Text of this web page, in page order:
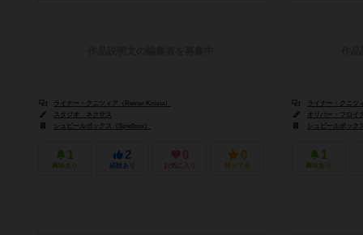
ライナー・クニツィア（Reiner Knizia）
スタジオ ネクサス
シュピールボックス（Spielbox）
1
興味あり
2
経験あり
0
お気に入り
0
持ってる
ライナー・クニツ
オリバー・フロイ
シュピールボック
1
興味あり